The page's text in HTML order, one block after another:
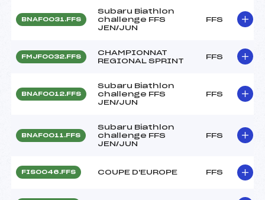
BNAF0031.FFS
Subaru Biathlon
challenge FFS
JEN/JUN
FFS
FMJF0032.FFS
CHAMPIONNAT
REGIONAL SPRINT
FFS
BNAF0012.FFS
Subaru Biathlon
challenge FFS
JEN/JUN
FFS
BNAF0011.FFS
Subaru Biathlon
challenge FFS
JEN/JUN
FFS
FIS0046.FFS COUPE D'EUROPE FFS